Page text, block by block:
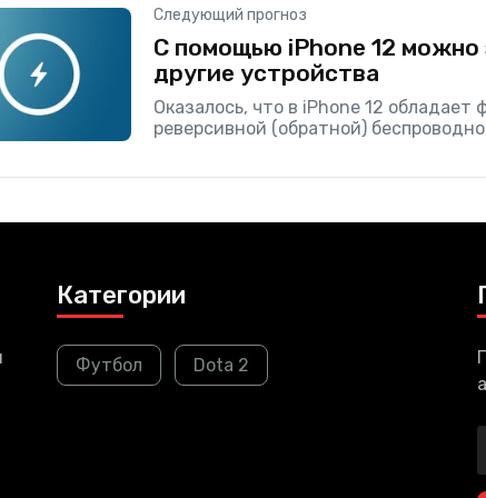
Следующий прогноз
С помощью iPhone 12 можно
другие устройства
Оказалось, что в iPhone 12 обладает
реверсивной (обратной)
Категории
Футбол Dota 2